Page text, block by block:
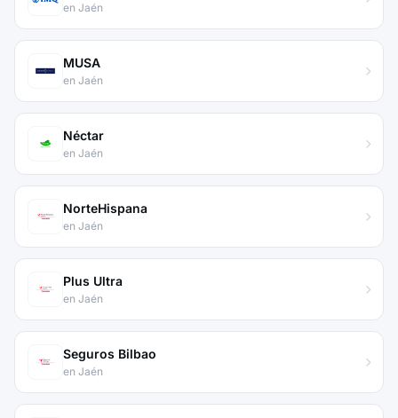
en Jaén
MUSA
en Jaén
Néctar
en Jaén
NorteHispana
en Jaén
Plus Ultra
en Jaén
Seguros Bilbao
en Jaén